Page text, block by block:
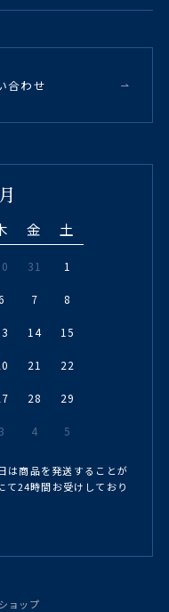
合わせ
金 土
31 1
7 8
14 15
21 22
28 29
3 4 5
は商品を発送することが
て24時間お受けしており
ョップ